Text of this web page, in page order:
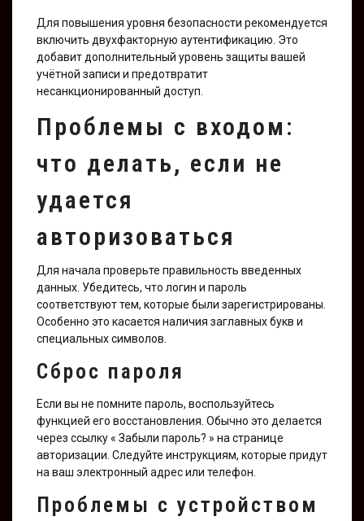
Для повышения уровня безопасности рекомендуется
включить двухфакторную аутентификацию. Это
добавит дополнительный уровень защиты вашей
учётной записи и предотвратит
несанкционированный доступ.
Проблемы с входом:
что делать, если не
удается
авторизоваться
Для начала проверьте правильность введенных
данных. Убедитесь, что логин и пароль
соответствуют тем, которые были зарегистрированы.
Особенно это касается наличия заглавных букв и
специальных символов.
Сброс пароля
Если вы не помните пароль, воспользуйтесь
функцией его восстановления. Обычно это делается
через ссылку « Забыли пароль? » на странице
авторизации. Следуйте инструкциям, которые придут
на ваш электронный адрес или телефон.
Проблемы с устройством